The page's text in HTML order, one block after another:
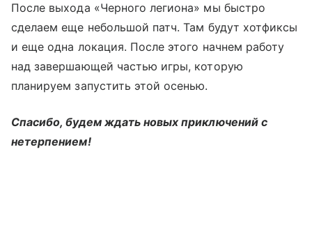
После выхода «Черного легиона» мы быстро
сделаем еще небольшой патч. Там будут хотфиксы
и еще одна локация. После этого начнем работу
над завершающей частью игры, которую
планируем запустить этой осенью.
Спасибо, будем ждать новых приключений с
нетерпением!